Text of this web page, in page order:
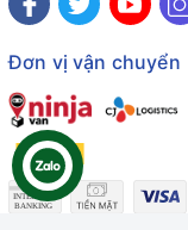
Đơn vị vận chuyển